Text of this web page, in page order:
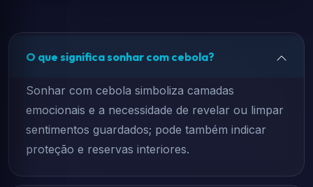
O que significa sonhar com cebola?
Sonhar com cebola simboliza camadas
emocionais e a necessidade de revelar ou limpar
sentimentos guardados; pode também indicar
proteção e reservas interiores.